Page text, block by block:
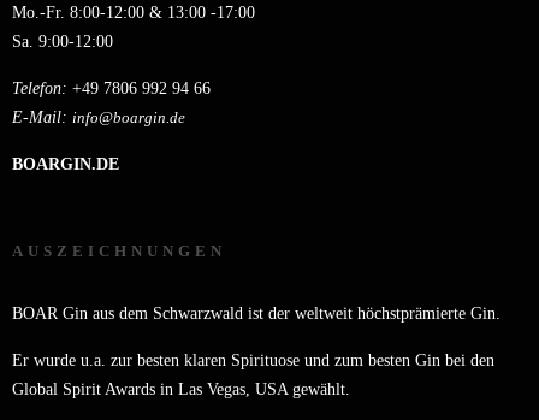
Mo.-Fr. 8:00-12:00 & 13:00 -17:00
Sa. 9:00-12:00
Telefon: +49 7806 992 94 66
E-Mail: info@boargin.de
BOARGIN.DE
AUSZEICHNUNGEN
BOAR Gin aus dem Schwarzwald ist der weltweit höchstprämierte Gin.
Er wurde u.a. zur besten klaren Spirituose und zum besten Gin bei den
Global Spirit Awards in Las Vegas, USA gewählt.